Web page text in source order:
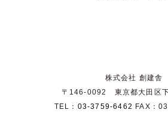
株式会社 創建舎
〒146-0092 東京都大田区
TEL： 03-3759-6462 FAX：